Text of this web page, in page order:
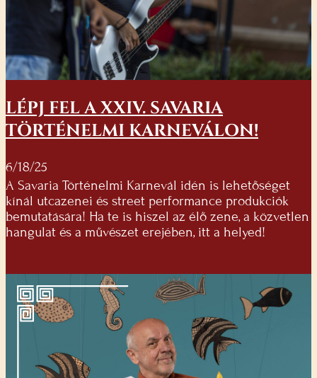
LÉPJ FEL A XXIV. SAVARIA
TÖRTÉNELMI KARNEVÁLON!
6/18/25
A Savaria Történelmi Karnevál idén is lehetőséget
kínál utcazenei és street performance produkciók
bemutatására! Ha te is hiszel az élő zene, a közvetlen
hangulat és a művészet erejében, itt a helyed!